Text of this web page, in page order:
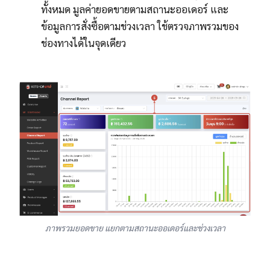
ทั้งหมด มูลค่ายอดขายตามสถานะออเดอร์ และ
ข้อมูลการสั่งซื้อตามช่วงเวลา ใช้ตรวจภาพรวมของ
ช่องทางได้ในจุดเดียว
ภาพรวมยอดขาย แยกตามสถานะออเดอร์และช่วงเวลา